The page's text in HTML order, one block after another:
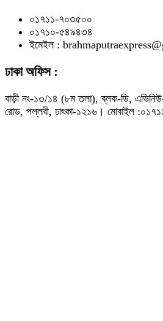
০১৭১১-৭০৩৫০০
০১৭১০-৫৪৯৪৩৪
ইমেইল :
ঢাকা অফিস :
বাড়ী নং-১৩/১৪ (৮ম তলা), ব্লক-ডি,
রোড, পল্লবী, ঢাৎকা-১২১৬। মোবাইল